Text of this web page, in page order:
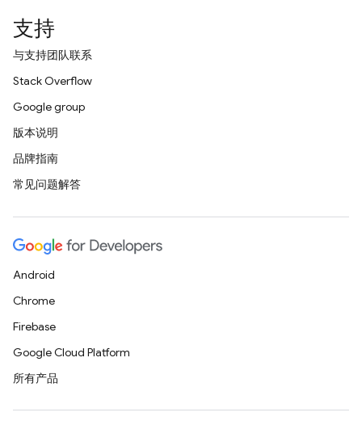
支持
与支持团队联系
Stack Overflow
Google group
版本说明
品牌指南
常见问题解答
Android
Chrome
Firebase
Google Cloud Platform
所有产品